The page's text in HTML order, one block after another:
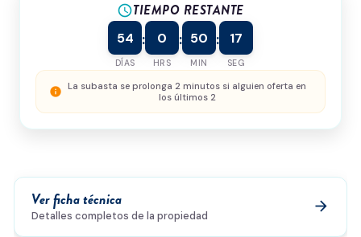
política de privacidady el
tratamiento de
Enviar solicitud
scheduleTIEMPO RESTANTE
54
DÍAS
: 0
HRS
: 50
MIN
: 17
SEG
info La subasta se prolonga 2 minutos si alguien oferta en
los últimos 2
Ver ficha técnica
Detalles completos de la propiedad
arrow_forward